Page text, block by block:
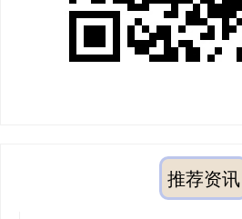
推荐资讯